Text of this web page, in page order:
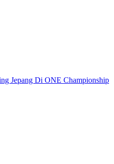
Jepang Di ONE Championship